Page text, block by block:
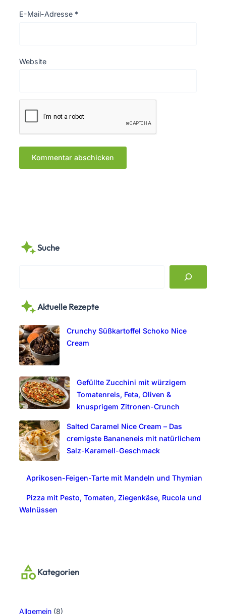
E-Mail-Adresse *
Website
Suche
r
h
Aktuelle Rezepte
Crunchy Süßkartoffel Schoko Nice
Cream
Gefüllte Zucchini mit würzigem
Tomatenreis, Feta, Oliven &
knusprigem Zitronen-Crunch
Salted Caramel Nice Cream – Das
cremigste Bananeneis mit natürlichem
Salz-Karamell-Geschmack
Aprikosen-Feigen-Tarte mit Mandeln und Thymian
Pizza mit Pesto, Tomaten, Ziegenkäse, Rucola und
Walnüssen
Kategorien
Allgemein (8)